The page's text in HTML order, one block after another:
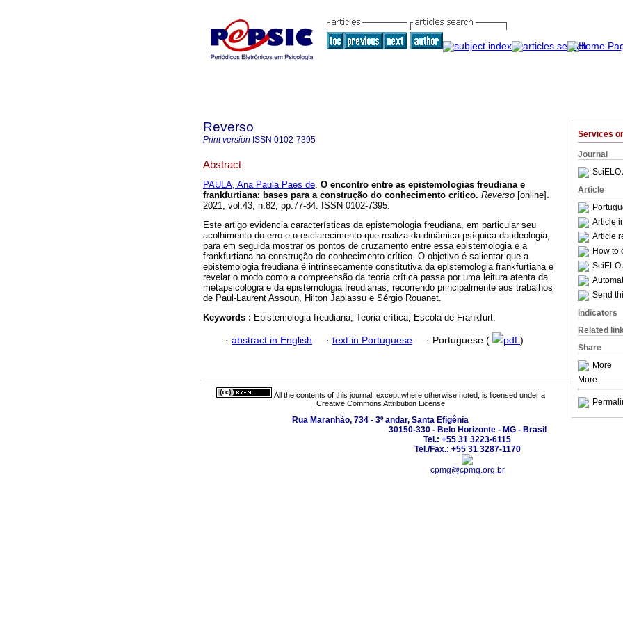
Services
Journal
SciELO
Article
Article
Article
How to
SciELO
Send
Indicators
Related
Share
More
More
Reverso
Print version ISSN 0102-7395
Abstract
PAULA, Ana Paula Paes de. O encontro entre as epistemologias freudiana e
frankfurtiana: bases para a construção do conhecimento crítico. Reverso [online].
2021, vol.43, n.82, pp.77-84. ISSN 0102-7395.
Este artigo evidencia características da epistemologia freudiana, em particular seu
acolhimento do erro e o esclarecimento que realiza da dinâmica psíquica da ideologia,
para em seguida mostrar os pontos de cruzamento entre essa epistemologia e a
frankfurtiana na construção do conhecimento crítico. O objetivo é salientar que a
epistemologia freudiana é intrinsecamente constitutiva da epistemologia frankfurtiana e
revelar o modo como a compreensão da teoria crítica passa por uma leitura atenta da
metapsicologia e da epistemologia freudianas, recorrendo principalmente aos trabalhos
de Paul-Laurent Assoun, Hilton Japiassu e Sérgio Rouanet.
Keywords : Epistemologia freudiana; Teoria crítica; Escola de Frankfurt.
· abstract in English · text in Portuguese · Portuguese ( pdf )
All the contents of this journal, except where otherwise noted, is licensed under a
Creative Commons Attribution License
Rua Maranhão, 734 - 3º andar, Santa Efigênia
30150-330 - Belo Horizonte - MG - Brasil
Tel.: +55 31 3223-6115
Tel./Fax.: +55 31 3287-1170
cpmg@cpmg.org.br